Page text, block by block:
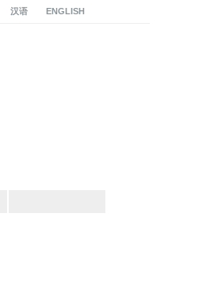
汉语 ENGLISH